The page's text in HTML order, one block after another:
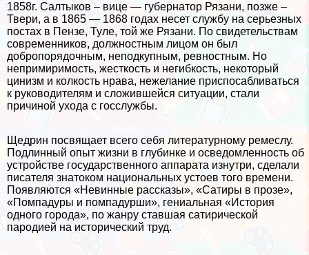
1858г. Салтыков – вице — губернатор Рязани, позже –
Твери, а в 1865 — 1868 годах несет службу на серьезных
постах в Пензе, Туле, той же Рязани. По свидетельствам
современников, должностным лицом он был
добропорядочным, неподкупным, ревностным. Но
непримиримость, жесткость и негибкость, некоторый
цинизм и колкость нрава, нежелание приспосабливаться
к руководителям и сложившейся ситуации, стали
причиной ухода с госслужбы.
Щедрин посвящает всего себя литературному ремеслу.
Подлинный опыт жизни в глубинке и осведомленность об
устройстве государственного аппарата изнутри, сделали
писателя знатоком национальных устоев того времени.
Появляются «Невинные рассказы», «Сатиры в прозе»,
«Помпадуры и помпадурши», гениальная «История
одного города», по жанру ставшая сатирической
пародией на исторический труд.